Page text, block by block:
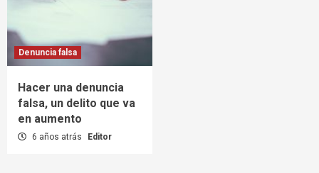
Denuncia falsa
Hacer una denuncia
falsa, un delito que va
en aumento
6 años atrás Editor